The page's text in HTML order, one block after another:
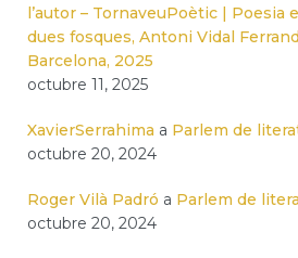
l’autor – TornaveuPoètic | Poesia
dues fosques, Antoni Vidal
Barcelona, 2025
octubre 11, 2025
XavierSerrahima a Parlem de
octubre 20, 2024
Roger Vilà Padró a Parlem de
octubre 20, 2024